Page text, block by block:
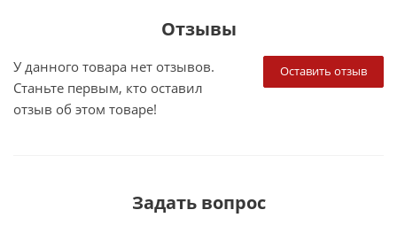
Отзывы
Оставить отзыв
У данного товара нет отзывов.
Станьте первым, кто оставил
отзыв об этом товаре!
Задать вопрос